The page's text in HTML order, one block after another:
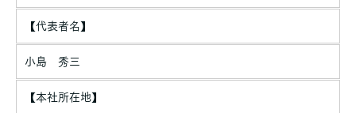
当社は、お客さまよりお預かりした個人情報を適切に管理し、次
のいずれかに該当する場合を除き、個人情報を第三者に開示いた
・お客さまが希望されるサービスを行なうために当社が業務を委
託する業者に対して開示する場合
【代表者名】
小島 秀三
【本社所在地】